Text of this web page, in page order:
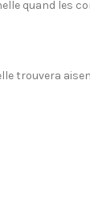
quand les
trouvera